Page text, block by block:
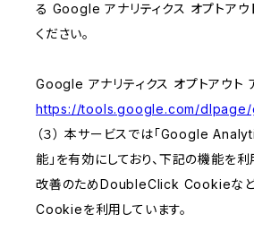
る Google アナリティクス オプトアウ
ください。
Google アナリティクス オプトアウト
https://tools.google.com/
（３） 本サービスでは「Google
能」を有効にしており、下記の機能を利
改善のためDoubleClick Cookieなど
Cookieを利用しています。